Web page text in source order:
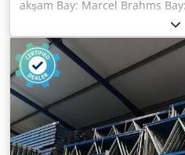
akşam Bay: Marcel Brahms
kullanılan palet rafı ışın
Satılık üzerinde. Palet raf
sistemi: Hovuma Teslimat
kullanılan palet raf kirişler
Kat - / çapraz head INP-profil:
Geçiş izni: 2.880 mm çapraz
maksimum yük. Dağıtılmış
Apcsck 02 x kullanılan